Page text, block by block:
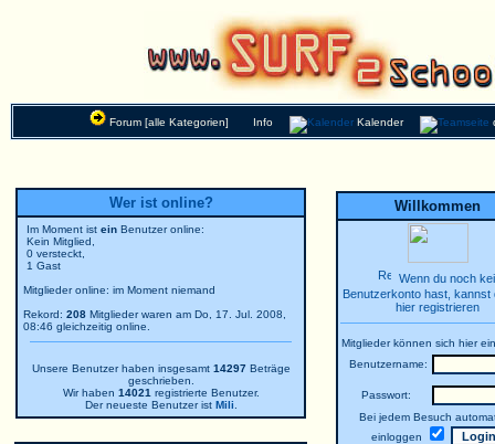
Forum [alle Kategorien] Info Kalender
Wer ist online?
Im Moment ist ein Benutzer online:
Kein Mitglied,
0 versteckt,
1 Gast
Mitglieder online: im Moment niemand
Rekord: 208 Mitglieder waren am Do, 17. Jul. 2008,
08:46 gleichzeitig online.
Unsere Benutzer haben insgesamt 14297Beträge
geschrieben.
Wir haben 14021 registrierte Benutzer.
Der neueste Benutzer ist Mili
Willkommen
Wenn du noch
Benutzerkonto hast, kannst
hier registrieren
Mitglieder können sich hier
Benutzername:
Passwort:
Bei jedem Besuch
einloggen